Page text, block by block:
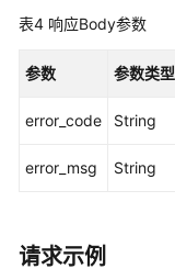
构
数
件
表4 响应Body参数
参数 参数类型
error_code String
error_msg String
请求示例